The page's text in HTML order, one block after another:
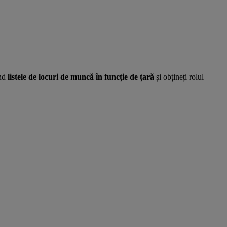
listele de locuri de muncă în funcție de țară și obțineți rolul